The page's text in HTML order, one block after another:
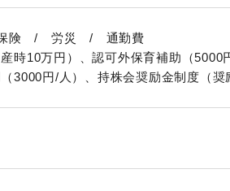
険 / 労災 / 通勤費
時10万円）、認可外保育補助（
3000円/人）、持株会奨励金制度（